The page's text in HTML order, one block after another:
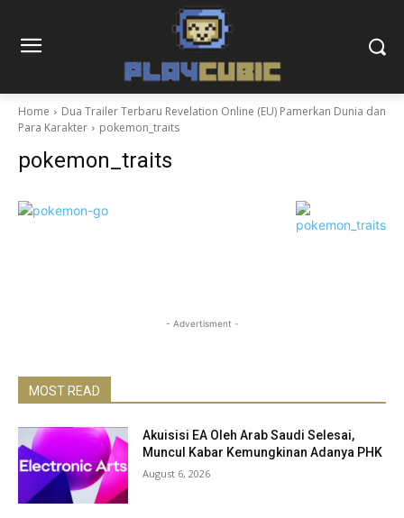
Home
Dua Trailer Terbaru Revelation Online (EU) Pamerkan Dunia dan
Para Karakter
pokemon_traits
pokemon_traits
- Advertisment -
MOST READ
Akuisisi EA Oleh Arab Saudi Selesai,
Muncul Kabar Kemungkinan Adanya PHK
August 6, 2026